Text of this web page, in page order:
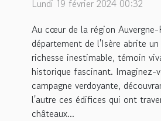
Lundi 19 février 2024 00:32
Au cœur de la région Auvergne-
département de l'Isère abrite
richesse inestimable, témoin
historique fascinant. Imaginez-
campagne verdoyante,
l'autre ces édifices qui ont
châteaux...